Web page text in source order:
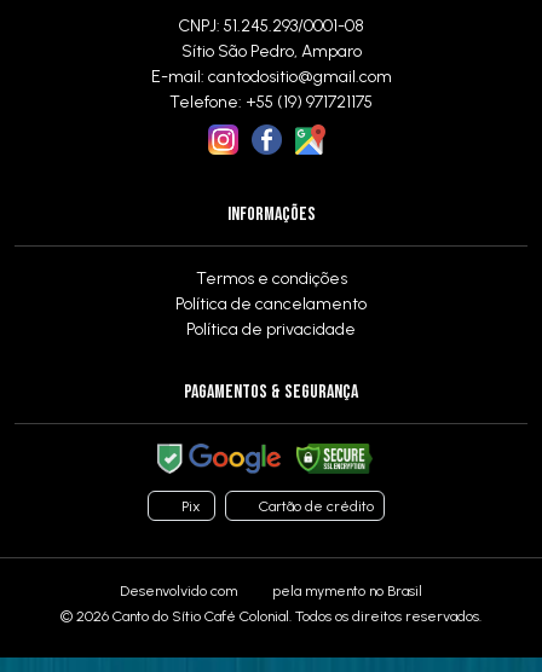
CNPJ: 51.245.293/0001-08
Sítio São Pedro, Amparo
E-mail: cantodositio@gmail.com
Telefone: +55 (19) 971721175
INFORMAÇÕES
Termos e condições
Política de cancelamento
Política de privacidade
PAGAMENTOS & SEGURANÇA
Pix Cartão de crédito
Desenvolvido com pela mymento no Brasil
© 2026 Canto do Sítio Café Colonial. Todos os direitos reservados.